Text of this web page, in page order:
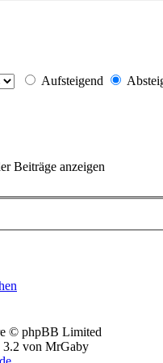
Aufsteigend
Beiträge anzeigen
© phpBB Limited
von MrGaby